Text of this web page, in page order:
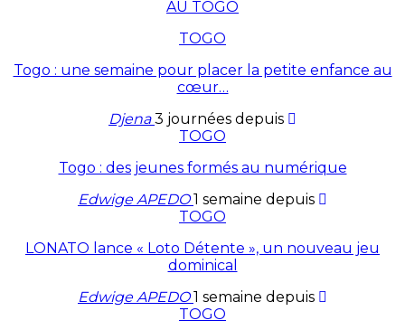
AU TOGO
TOGO
Togo : une semaine pour placer la petite enfance au
cœur…
Djena3 journées depuis
TOGO
Togo : des jeunes formés au numérique
Edwige APEDO1 semaine depuis
TOGO
LONATO lance « Loto Détente », un nouveau jeu
dominical
Edwige APEDO1 semaine depuis
TOGO